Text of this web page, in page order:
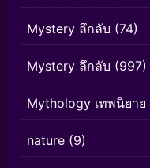
Mystery ลึกลับ (74)
Mystery ลึกลับ (997)
Mythology เทพนิยาย
nature (9)